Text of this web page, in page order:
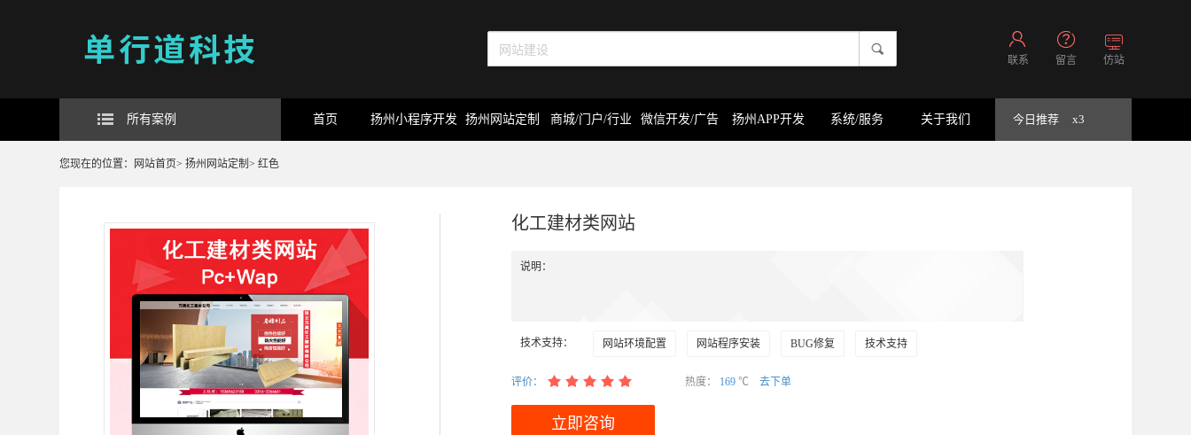
联系 留言 仿站
所有案例 首页 扬州小程序开发 扬州网站定制 商城/门户/行业 微信开发/广告 扬州APP开发 系统/服务 关于我们 今日推荐 x3
您现在的位置： 网站首页> 扬州网站定制 > 红色
化工建材类网站
说明：
技术支持： 网站环境配置 网站程序安装 BUG修复 技术支持
评价： 热度： 169 ℃ 去下单
立即咨询